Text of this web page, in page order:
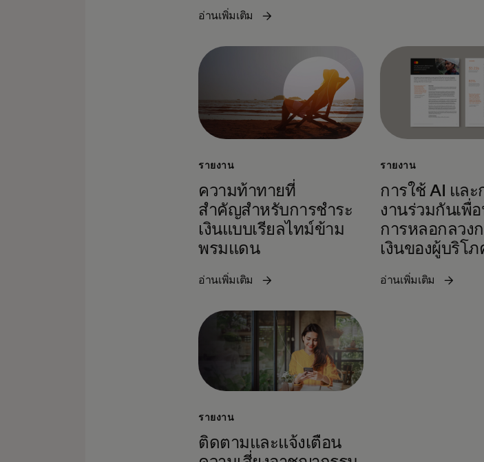
อ่านเพิ่มเติม
รายงาน
ความท้าทายที่
สําคัญสําหรับการชําระ
เงินแบบเรียลไทม์ข้าม
พรมแดน
อ่านเพิ่มเติม
รายงาน
การใช้ AI และ
งานร่วมกันเพื่
การหลอกลวง
เงินของผู้บริโภ
อ่านเพิ่มเติม
รายงาน
ติดตามและแจ้งเตือน